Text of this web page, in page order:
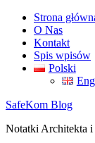
Skip
content
Strona
O Nas
Kontakt
Spis wpisów
Polski
SafeKom Blog
Notatki Architekta i